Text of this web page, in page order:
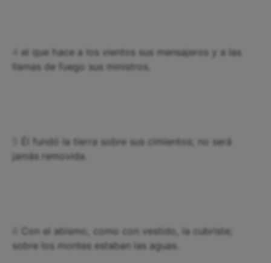
el que hace a los vientos sus mensajeros y a las
llamas de fuego sus ministros.
Él fundó la tierra sobre sus cimientos; no será
jamás removida.
Con el abismo, como con vestido, la cubriste;
sobre los montes estaban las aguas.